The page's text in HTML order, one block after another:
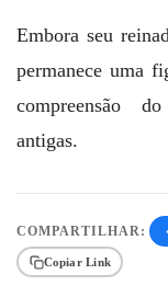
Embora seu
permanece uma
compreensão
antigas.
COMPARTILHAR:
Copiar Link